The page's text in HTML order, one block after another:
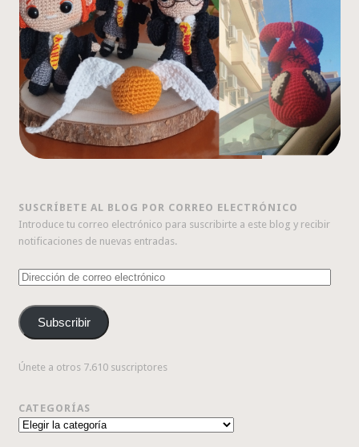
SUSCRÍBETE AL BLOG POR CORREO ELECTRÓNICO
Introduce tu correo electrónico para suscribirte a este blog y recibir
notificaciones de nuevas entradas.
Dirección
correo
electrónico
Subscribir
Únete a otros 7.610 suscriptores
CATEGORÍAS
Categorías